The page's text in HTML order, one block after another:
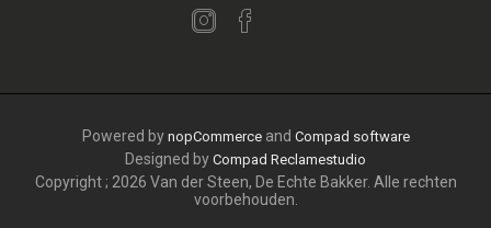
Powered by nopCommerceand Compad software
Designed by Compad Reclamestudio
Copyright ; 2026 Van der Steen, De Echte Bakker. Alle rechten
voorbehouden.